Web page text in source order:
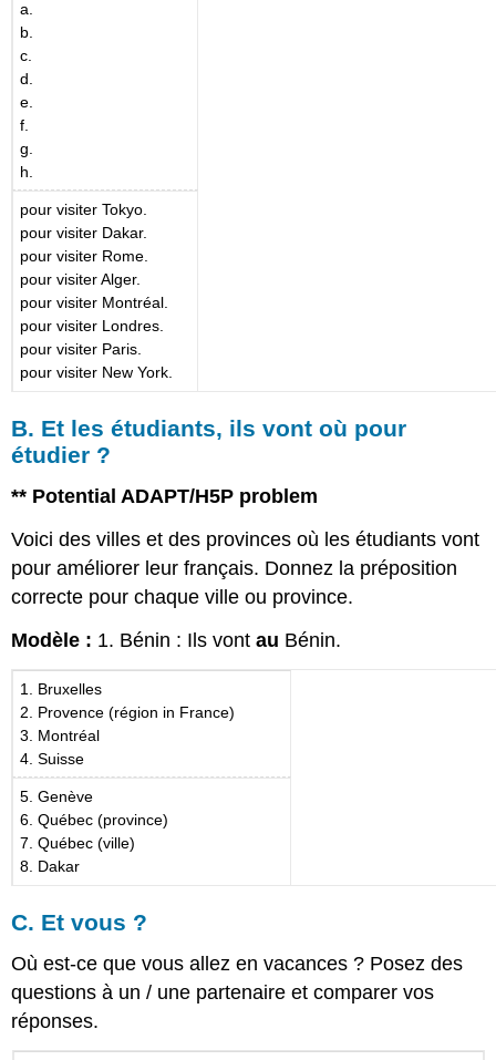
a.
b.
c.
d.
e.
f.
g.
h.
pour visiter Tokyo.
pour visiter Dakar.
pour visiter Rome.
pour visiter Alger.
pour visiter Montréal.
pour visiter Londres.
pour visiter Paris.
pour visiter New York.
B. Et les étudiants, ils vont où pour
étudier ?
** Potential ADAPT/H5P problem
Voici des villes et des provinces où les étudiants vont
pour améliorer leur français. Donnez la préposition
correcte pour chaque ville ou province.
Modèle : 1. Bénin : Ils vontau Bénin.
1. Bruxelles
2. Provence (région in France)
3. Montréal
4. Suisse
5. Genève
6. Québec (province)
7. Québec (ville)
8. Dakar
C. Et vous ?
Où est-ce que vous allez en vacances ? Posez des
questions à un / une partenaire et comparer vos
réponses.